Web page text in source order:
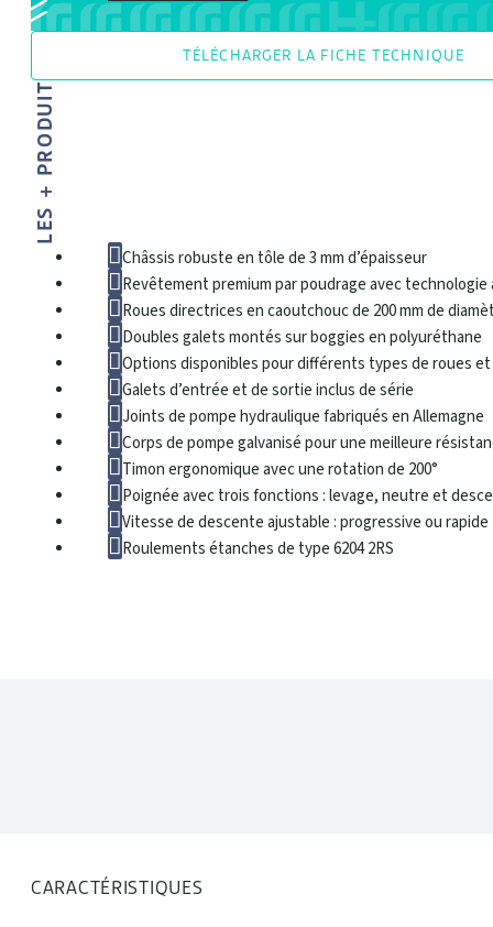
Roue directrices et
Roues directrices et
TÉLÉCHARGER LA FICHE TECHNIQUE
LES + PRODUIT
Châssis robuste en tôle de 3 mm d’épaisseur
Revêtement premium par poudrage avec technologie
Roues directrices en caoutchouc de 200 mm de
Doubles galets montés sur boggies en polyuréthane
Options disponibles pour différents types de roues
Galets d’entrée et de sortie inclus de série
Joints de pompe hydraulique fabriqués en Allemagne
Corps de pompe galvanisé pour une meilleure
Timon ergonomique avec une rotation de 200°
Poignée avec trois fonctions : levage, neutre et
Vitesse de descente ajustable : progressive ou rapide
Roulements étanches de type 6204 2RS
CARACTÉRISTIQUES